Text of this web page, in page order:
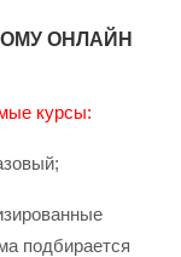
ОНЛАЙН
курсы:
подбирается